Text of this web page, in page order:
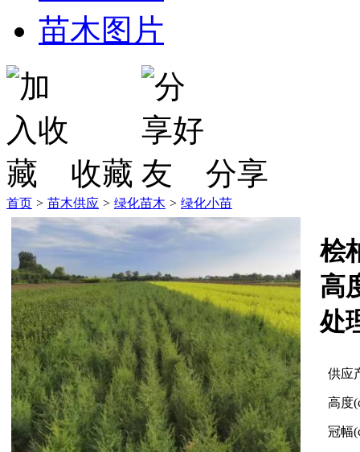
苗木图片
收藏 分享
首页 > 苗木供应 > 绿化苗木 > 绿化小苗
桧
高
处
供应
高度
冠幅